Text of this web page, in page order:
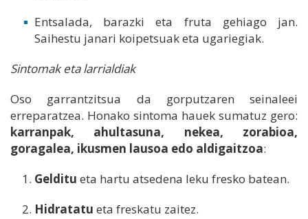
Entsalada, barazki eta fruta gehiago jan.
Saihestu janari koipetsuak eta ugariegiak.
Sintomak eta larrialdiak
Oso garrantzitsua da gorputzaren seinaleei
erreparatzea. Honako sintoma hauek sumatuz gero:
karranpak, ahultasuna, nekea, zorabioa,
goragalea, ikusmen lausoa edo aldigaitzoa:
Gelditu eta hartu atsedena leku fresko batean.
Hidratatu eta freskatu zaitez.